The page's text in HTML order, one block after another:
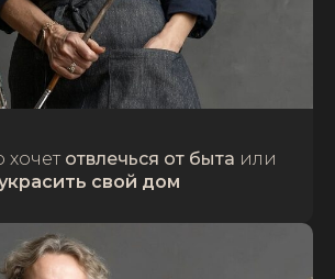
хочет отвлечься от быта или
свой дом